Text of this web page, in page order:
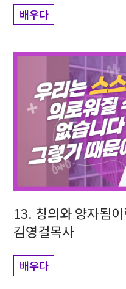
배우다
13. 칭의와 양자됨
김영걸목사
배우다